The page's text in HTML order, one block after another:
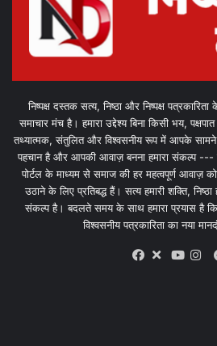
निष्पक्ष दस्तक सत्य, निष्ठा और निष्पक्ष
समाचार मंच है। हमारा उद्देश्य बिना किसी भय,
तथ्यात्मक, संतुलित और विश्वसनीय रूप में आपके सामने
पहचान है और आपकी आवाज़ बनना हमारा संकल्प ---
पोर्टल के माध्यम से समाज की हर महत्वपूर्ण आवाज़
उठाने के लिए प्रतिबद्ध हैं। सत्य हमारी शक्ति, निष्ठा
संकल्प है। बदलते समय के साथ हमारा प्रयास है
विश्वसनीय पत्रकारिता का नया
X